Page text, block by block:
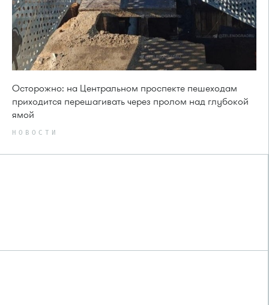
Осторожно: на Центральном проспекте пешеходам
приходится перешагивать через пролом над глубокой
ямой
НОВОСТИ